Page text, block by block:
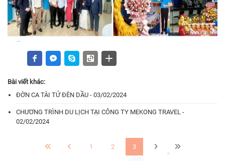
Bài viết khác:
ĐỜN CA TÀI TỬ ĐÈN DẦU - 03/02/2024
CHƯƠNG TRÌNH DU LỊCH TẠI CÔNG TY MEKONG TRAVEL -
02/02/2024
1 2 3